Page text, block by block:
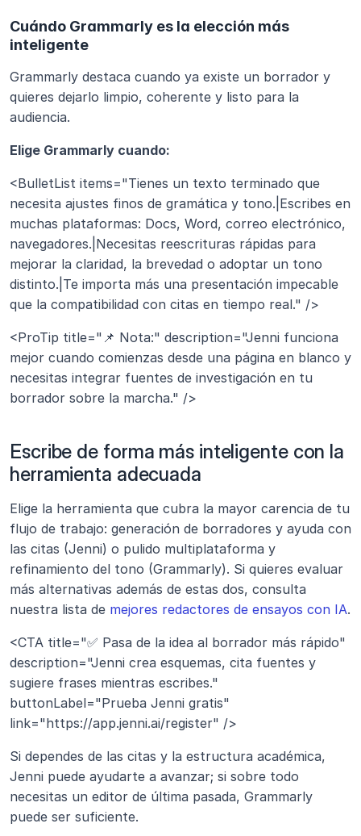
Cuándo Grammarly es la elección más
inteligente
Grammarly destaca cuando ya existe un borrador y
quieres dejarlo limpio, coherente y listo para la
audiencia.
Elige Grammarly cuando:
<BulletList items="Tienes un texto terminado que
necesita ajustes finos de gramática y tono.|Escribes en
muchas plataformas: Docs, Word, correo electrónico,
navegadores.|Necesitas reescrituras rápidas para
mejorar la claridad, la brevedad o adoptar un tono
distinto.|Te importa más una presentación impecable
que la compatibilidad con citas en tiempo real." />
<ProTip title="📌 Nota:" description="Jenni funciona
mejor cuando comienzas desde una página en blanco y
necesitas integrar fuentes de investigación en tu
borrador sobre la marcha." />
Escribe de forma más inteligente con la
herramienta adecuada
Elige la herramienta que cubra la mayor carencia de tu
flujo de trabajo: generación de borradores y ayuda con
las citas (Jenni) o pulido multiplataforma y
refinamiento del tono (Grammarly). Si quieres evaluar
más alternativas además de estas dos, consulta
nuestra lista de mejores redactores de ensayos con IA.
<CTA title="✅ Pasa de la idea al borrador más rápido"
description="Jenni crea esquemas, cita fuentes y
sugiere frases mientras escribes."
buttonLabel="Prueba Jenni gratis"
link="https://app.jenni.ai/register" />
Si dependes de las citas y la estructura académica,
Jenni puede ayudarte a avanzar; si sobre todo
necesitas un editor de última pasada, Grammarly
puede ser suficiente.